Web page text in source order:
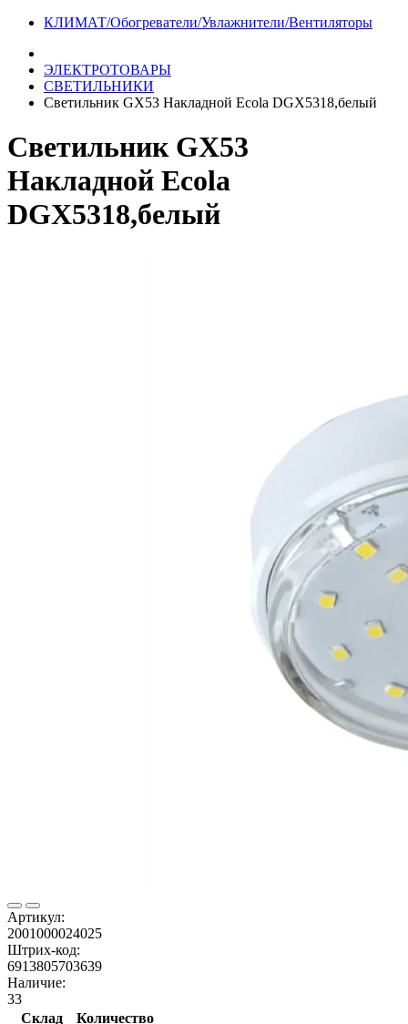
КЛИМАТ/Обогреватели/Увлажнители/Вентиляторы
ЭЛЕКТРОТОВАРЫ
СВЕТИЛЬНИКИ
Светильник GX53 Накладной Ecola DGX5318,белый
Светильник GX53
Накладной Ecola
DGX5318,белый
Артикул:
2001000024025
Штрих-код:
6913805703639
Наличие:
33
Склад
Количество